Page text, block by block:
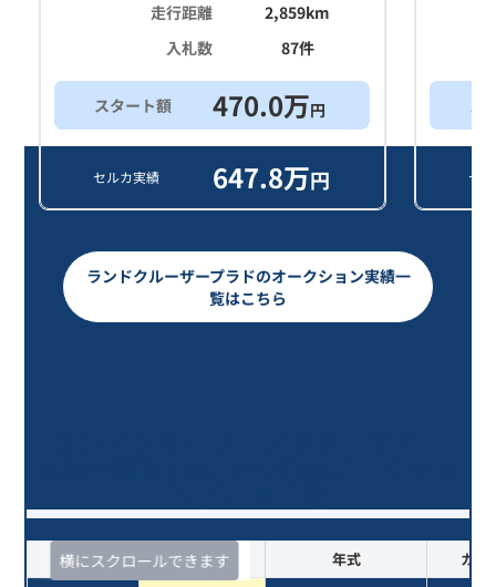
走行距離
2,859km
入札数
87件
スタート額 470.0万円
セルカ実績 647.8万円
ス
セ
ランドクルーザープラドのオークション実績一
覧はこちら
横にスクロールできます
査定時期 セルカ実績 年式 カラ